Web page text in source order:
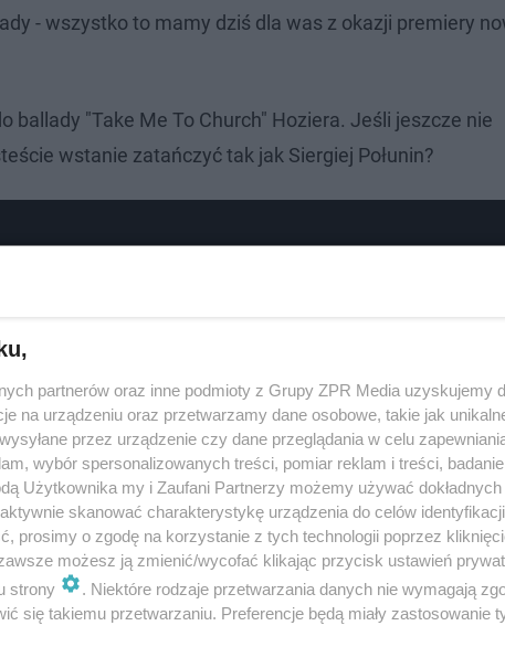
- wszystko to mamy dziś dla was z okazji premiery
ballady "Take Me To Church" Hoziera. Jeśli jeszcze nie
wstanie zatańczyć tak jak Siergiej Połunin?
partnerów oraz inne podmioty z Grupy ZPR Media uzyskujemy
na urządzeniu oraz przetwarzamy dane osobowe, takie jak
przez urządzenie czy dane przeglądania w celu
wybór spersonalizowanych treści, pomiar reklam i treści,
Użytkownika my i Zaufani Partnerzy możemy używać
skanować charakterystykę urządzenia do celów
prosimy o zgodę na korzystanie z tych technologii poprzez
możesz ją zmienić/wycofać klikając przycisk ustawień
strony
. Niektóre rodzaje przetwarzania danych nie wymagają
się takiemu przetwarzaniu. Preferencje będą miały zastosowanie